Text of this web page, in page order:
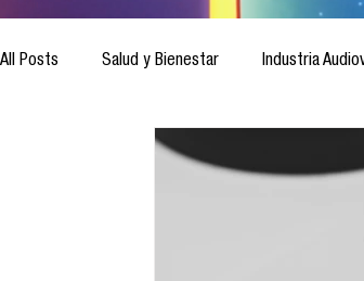
All Posts Salud y Bienestar Industria
Inteligencia Artificial